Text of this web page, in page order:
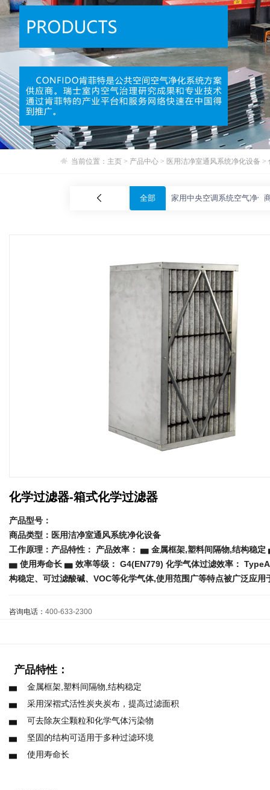
当前位置： 主页 > 产品中心 > 医用洁净室通风系统净化设备 >
全部 家用中央空调系统空气净化
化学过滤器-箱式化学过滤器
产品型号：
商品类型：医用洁净室通风系统净化设备
工作原理：产品特性： 产品效率： ▅ 金属框架,塑料间隔物,结构稳
▅ 使用寿命长 ▅ 效率等级： G4(EN779) 化学气体过滤效率：
构稳定、可过滤酸碱、VOC等化学气体,使用范围广等特点被广泛应用
咨询电话： 400-633-2300
产品特性：
▅ 金属框架,塑料间隔物,结构稳定
▅ 采用深褶式活性炭夹炭布，提高过滤面积
▅ 可去除灰尘颗粒和化学气体污染物
▅ 坚固的结构可适用于多种过滤环境
▅ 使用寿命长